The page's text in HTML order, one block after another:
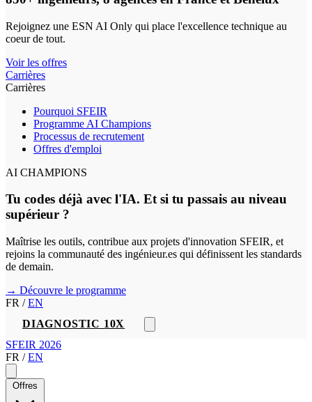
Rejoignez une ESN AI Only qui place l'excellence technique au
coeur de tout.
Voir les offres
Carrières
Carrières
Pourquoi SFEIR
Programme AI Champions
Processus de recrutement
Offres d'emploi
AI CHAMPIONS
Tu codes déjà avec l'IA. Et si tu passais au niveau
supérieur ?
Maîtrise les outils, contribue aux projets d'innovation SFEIR, et
rejoins la communauté des ingénieur.es qui définissent les standards
de demain.
→ Découvre le programme
FR / EN
DIAGNOSTIC 10X
SFEIR 2026
FR / EN
Offres